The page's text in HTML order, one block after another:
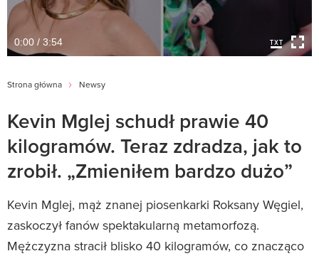
0:00 / 3:54
Strona główna Newsy
Kevin Mglej schudł prawie 40
kilogramów. Teraz zdradza, jak to
zrobił. „Zmieniłem bardzo dużo”
Kevin Mglej, mąż znanej piosenkarki Roksany Węgiel,
zaskoczył fanów spektakularną metamorfozą.
Mężczyzna stracił blisko 40 kilogramów, co znacząco